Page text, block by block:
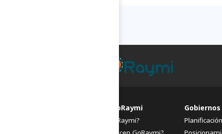
FAQs de GoRaymi
¿Qué es GoRaymi?
Gobiernos